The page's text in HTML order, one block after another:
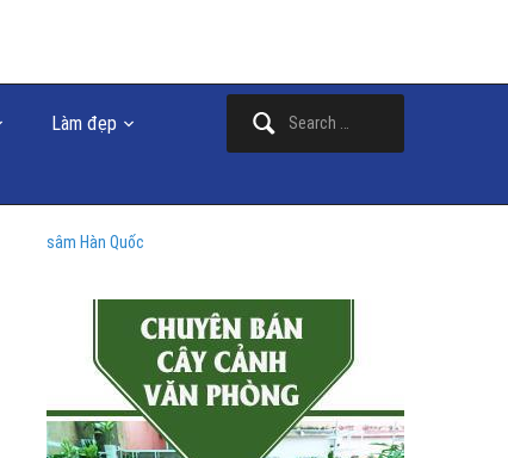
Làm đẹp
sâm Hàn Quốc